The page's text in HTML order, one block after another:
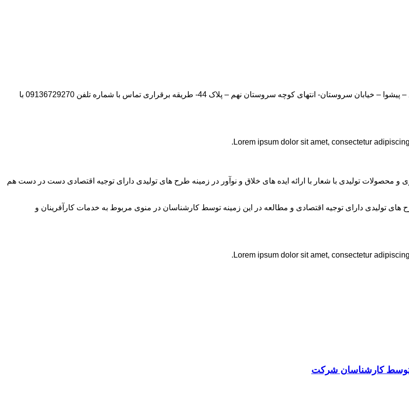
آدرس شرکت:استان تهران- شهر پیشوا- روبروی درب دانشگاه آزاد واحد ورامین – پیشوا – خیابان سروستان- انتهای کوچه سروستان نهم – پلاک 44- طریقه برقراری تماس با شماره تلفن 09136729270 با
Lorem ipsum dolor sit amet, consectetur
و محصولات تولیدی با شعار با ارائه ایده های خلاق و نوآور در زمینه طرح های تولیدی دارای توجیه اقتصادی دست در دست هم
تولیدی دارای توجیه اقتصادی و مطالعه در این زمینه توسط کارشناسان در منوی مربوط به خدمات کارآفرینان و
Lorem ipsum dolor sit amet, consectetur
توسط کارشناسان شرکت